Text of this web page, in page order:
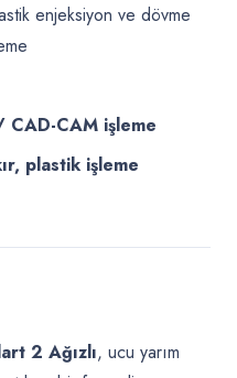
enjeksiyon ve dövme
CAM işleme
plastik işleme
2 Ağızlı, ucu yarım